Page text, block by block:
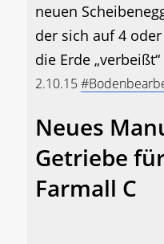
neuen
der sich auf 4
die Erde
2.10.15
Neues
Getriebe
Farmall C